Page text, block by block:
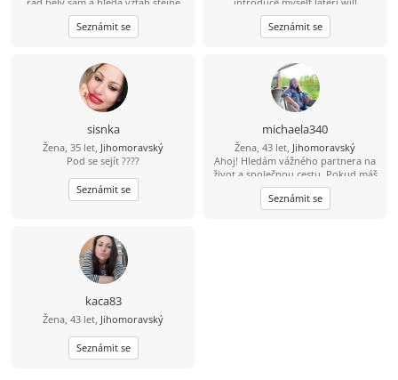
jako já.
Seznámit se
introduce myself lateri will
introduce myself lateri will
introduce myself lateri will
introduce myself later
Seznámit se
sisnka
Žena, 35 let, Jihomoravský
Pod se sejít ????
Seznámit se
michaela340
Žena, 43 let, Jihomoravský
Ahoj! Hledám vážného partnera na
život a společnou cestu. Pokud máš
zájem, dej mi svůj е-mаil – je to
jednoduché a zdarma. Těším se na
kontakt!
Seznámit se
kaca83
Žena, 43 let, Jihomoravský
Seznámit se